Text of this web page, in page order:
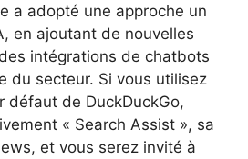
a adopté une approche un
en ajoutant de nouvelles
intégrations de chatbots
du secteur. Si vous utilisez
défaut de DuckDuckGo,
« Search Assist », sa
et vous serez invité à